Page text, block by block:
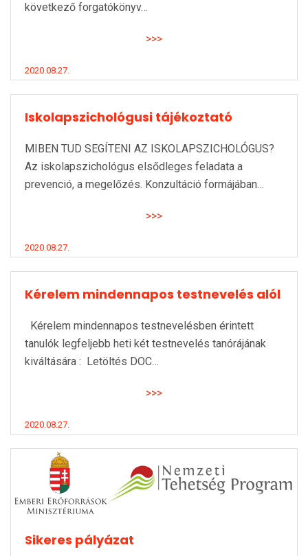
következő forgatókönyv…
>>>
2020.08.27.
Iskolapszichológusi tájékoztató
MIBEN TUD SEGÍTENI AZ ISKOLAPSZICHOLÓGUS?
Az iskolapszichológus elsődleges feladata a
prevenció, a megelőzés. Konzultáció formájában…
>>>
2020.08.27.
Kérelem mindennapos testnevelés alól
Kérelem mindennapos testnevelésben érintett
tanulók legfeljebb heti két testnevelés tanórájának
kiváltására : Letöltés DOC…
>>>
2020.08.27.
Sikeres pályázat